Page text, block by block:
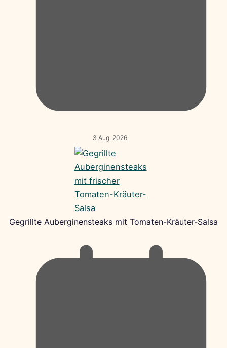
3 Aug. 2026
Gegrillte Auberginensteaks mit Tomaten-Kräuter-Salsa